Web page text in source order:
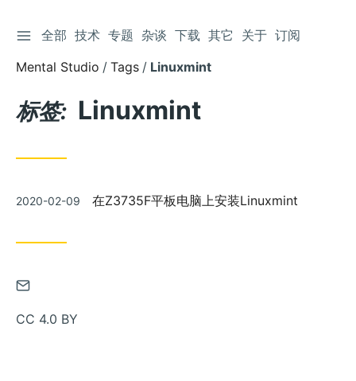
跳
到
章
切换侧边栏
全部 技术 专题 杂谈 下载 其它 关于 订阅
Mental Studio
Tags Linuxmint
标签: Linuxmint
发
2020-02-09 在Z3735F平板电脑上安装Linuxmint
通
邮
CC 4.0 BY